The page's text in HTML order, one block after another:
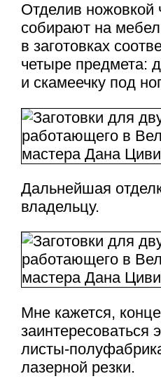
Отделив ножовкой
собирают на
в заготовках
четыре предмета:
и скамеечку под
Дальнейшая
владельцу.
Мне кажется,
заинтересоваться
листы-
лазерной резки.